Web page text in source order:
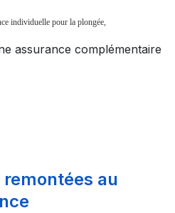
individuelle pour la plongée,
assurance complémentaire
au